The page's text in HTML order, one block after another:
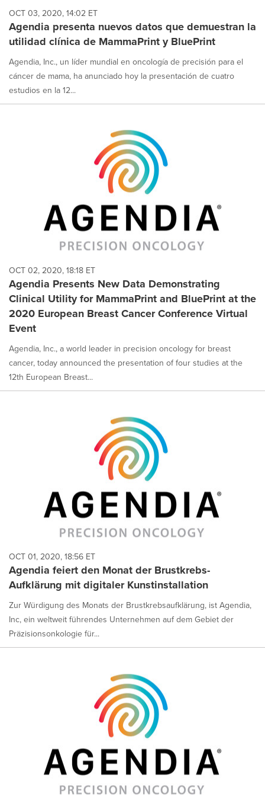
OCT 03, 2020, 14:02 ET
Agendia presenta nuevos datos que demuestran la
utilidad clínica de MammaPrint y BluePrint
Agendia, Inc., un líder mundial en oncología de precisión para el
cáncer de mama, ha anunciado hoy la presentación de cuatro
estudios en la 12...
OCT 02, 2020, 18:18 ET
Agendia Presents New Data Demonstrating
Clinical Utility for MammaPrint and BluePrint at the
2020 European Breast Cancer Conference Virtual
Event
Agendia, Inc., a world leader in precision oncology for breast
cancer, today announced the presentation of four studies at the
12th European Breast...
OCT 01, 2020, 18:56 ET
Agendia feiert den Monat der Brustkrebs-
Aufklärung mit digitaler Kunstinstallation
Zur Würdigung des Monats der Brustkrebsaufklärung, ist Agendia,
Inc, ein weltweit führendes Unternehmen auf dem Gebiet der
Präzisionsonkologie für...